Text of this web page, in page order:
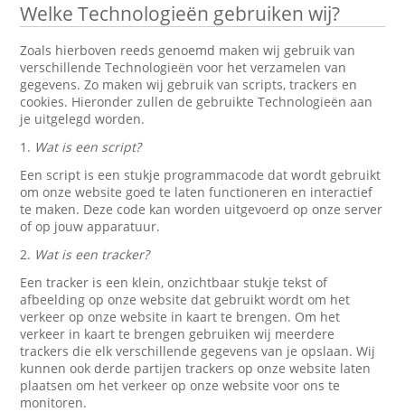
Welke Technologieën gebruiken wij?
Zoals hierboven reeds genoemd maken wij gebruik van
verschillende Technologieën voor het verzamelen van
gegevens. Zo maken wij gebruik van scripts, trackers en
cookies. Hieronder zullen de gebruikte Technologieën aan
je uitgelegd worden.
1. Wat is een script?
Een script is een stukje programmacode dat wordt gebruikt
om onze website goed te laten functioneren en interactief
te maken. Deze code kan worden uitgevoerd op onze server
of op jouw apparatuur.
2. Wat is een tracker?
Een tracker is een klein, onzichtbaar stukje tekst of
afbeelding op onze website dat gebruikt wordt om het
verkeer op onze website in kaart te brengen. Om het
verkeer in kaart te brengen gebruiken wij meerdere
trackers die elk verschillende gegevens van je opslaan. Wij
kunnen ook derde partijen trackers op onze website laten
plaatsen om het verkeer op onze website voor ons te
monitoren.